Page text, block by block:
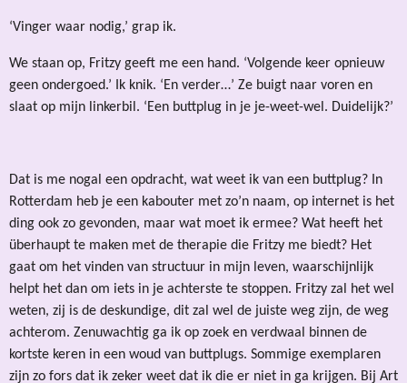
‘Vinger waar nodig,’ grap ik.
We staan op, Fritzy geeft me een hand. ‘Volgende keer opnieuw
geen ondergoed.’ Ik knik. ‘En verder…’ Ze buigt naar voren en
slaat op mijn linkerbil. ‘Een buttplug in je je-weet-wel. Duidelijk?’
Dat is me nogal een opdracht, wat weet ik van een buttplug? In
Rotterdam heb je een kabouter met zo’n naam, op internet is het
ding ook zo gevonden, maar wat moet ik ermee? Wat heeft het
überhaupt te maken met de therapie die Fritzy me biedt? Het
gaat om het vinden van structuur in mijn leven, waarschijnlijk
helpt het dan om iets in je achterste te stoppen. Fritzy zal het wel
weten, zij is de deskundige, dit zal wel de juiste weg zijn, de weg
achterom. Zenuwachtig ga ik op zoek en verdwaal binnen de
kortste keren in een woud van buttplugs. Sommige exemplaren
zijn zo fors dat ik zeker weet dat ik die er niet in ga krijgen. Bij Art